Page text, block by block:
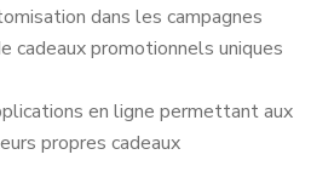
dans les campagnes
cadeaux promotionnels uniques
en ligne permettant aux
propres cadeaux